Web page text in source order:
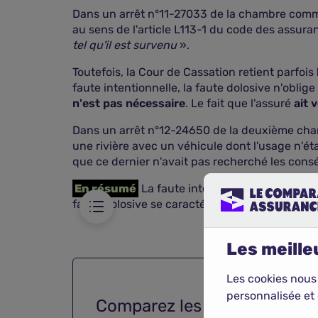
s'applique-t-
Dans un arrêt n°11-27033 de la chambre
au sens de l'article L113-1 du code des
tel qu'il est survenu ».
Toutefois, la Cour de Cassation retient parfois
faute intentionnelle, la faute dolosive
n'est pas nécessaire. Le fait que l'assuré ait
Dans un arrêt n°12-24650 de la deuxième
une rivière avec un véhicule dont l'usage
que ce dernier n'avait pas recherché les
En résumé La faute intentionnelle est
faute dolosive se caractérisejuste avec la
Comparez les meilleurs
Les
Les cookies
personnalisée